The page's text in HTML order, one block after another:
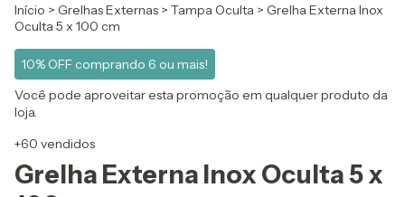
Início > Grelhas Externas > Tampa Oculta > Grelha Externa Inox
Oculta 5 x 100 cm
10% OFF comprando 6 ou mais!
Você pode aproveitar esta promoção em qualquer produto da
loja.
+60 vendidos
Grelha Externa Inox Oculta 5 x